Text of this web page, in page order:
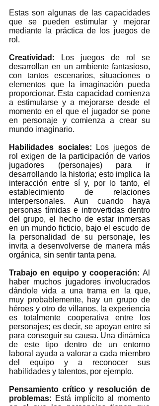
Estas son algunas de las capacidades
que se pueden estimular y mejorar
mediante la práctica de los juegos de
rol.
Creatividad:
Los juegos de rol se
desarrollan en un ambiente fantasioso,
con tantos escenarios, situaciones o
elementos que la imaginación pueda
proporcionar. Esta capacidad comienza
a estimularse y a mejorarse desde el
momento en el que el jugador se pone
en personaje y comienza a crear su
mundo imaginario.
Habilidades sociales:
Los juegos de
rol exigen de la participación de varios
jugadores (personajes) para ir
desarrollando la historia; esto implica la
interacción entre sí y, por lo tanto, el
establecimiento de relaciones
interpersonales. Aun cuando haya
personas tímidas e introvertidas dentro
del grupo, el hecho de estar inmersas
en un mundo ficticio, bajo el escudo de
la personalidad de su personaje, les
invita a desenvolverse de manera más
orgánica, sin sentir tanta pena.
Trabajo en equipo y cooperación: Al
haber muchos jugadores involucrados
dándole vida a una trama en la que,
muy probablemente, hay un grupo de
héroes y otro de villanos, la experiencia
es totalmente cooperativa entre los
personajes; es decir, se apoyan entre sí
para conseguir su causa. Una dinámica
de este tipo dentro de un entorno
laboral ayuda a valorar a cada miembro
del equipo y a reconocer sus
habilidades y talentos, por ejemplo.
Pensamiento crítico y resolución de
problemas: Está implícito al momento